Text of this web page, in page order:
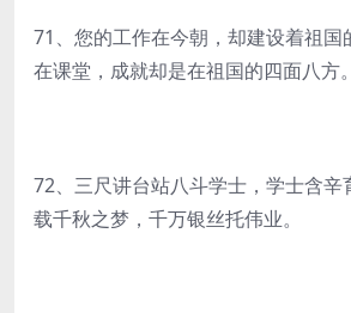
71、您的工作在今朝，却建设着祖国
在课堂，成就却是在祖国的四面八方。
72、三尺讲台站八斗学士，学士含辛
载千秋之梦，千万银丝托伟业。